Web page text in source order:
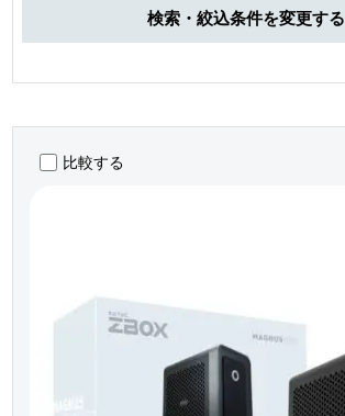
比較する
検索・絞込条件を変更する